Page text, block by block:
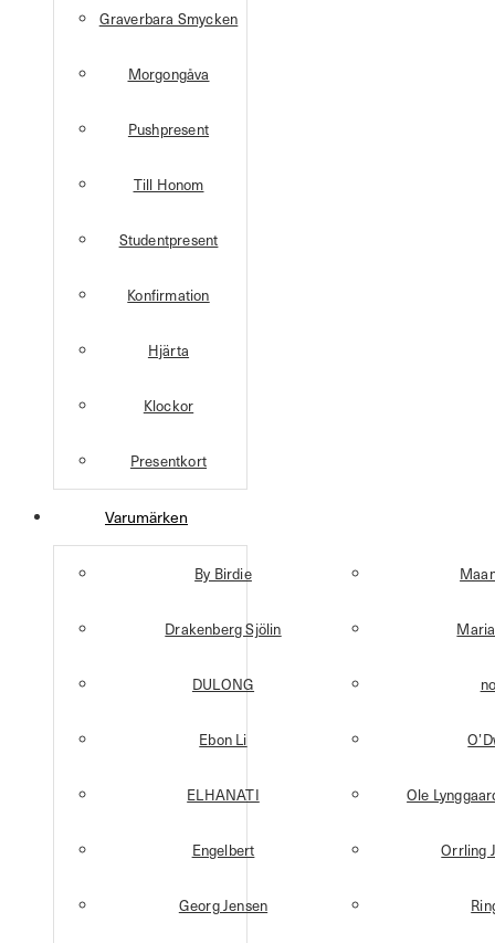
Graverbara Smycken
Morgongåva
Pushpresent
Till Honom
Studentpresent
Konfirmation
Hjärta
Klockor
Presentkort
Varumärken
By Birdie
Drakenberg Sjölin
DULONG
Ebon Li
ELHANATI
Engelbert
Georg Jensen
Ole
Orrling